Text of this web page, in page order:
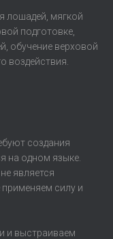
лошадей, мягкой
подготовке,
обучение верховой
воздействия.
создания
на одном языке.
является
силу и
и выстраиваем